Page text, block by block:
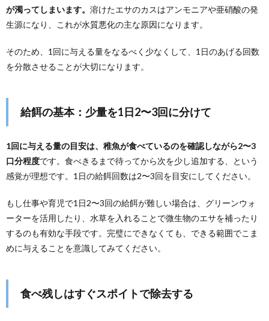
が濁ってしまいます。 溶けたエサのカスはアンモニアや亜硝酸の発
生源になり、これが水質悪化の主な原因になります。
そのため、1回に与える量をなるべく少なくして、1日のあげる回数
を分散させることが大切になります。
給餌の基本：少量を1日2〜3回に分けて
1回に与える量の目安は、稚魚が食べているのを確認しながら2〜3
口分程度です。食べきるまで待ってから次を少し追加する、という
感覚が理想です。1日の給餌回数は2〜3回を目安にしてください。
もし仕事や育児で1日2〜3回の給餌が難しい場合は、グリーンウォ
ーターを活用したり、水草を入れることで微生物のエサを補ったり
するのも有効な手段です。完璧にできなくても、できる範囲でこま
めに与えることを意識してみてください。
食べ残しはすぐスポイトで除去する